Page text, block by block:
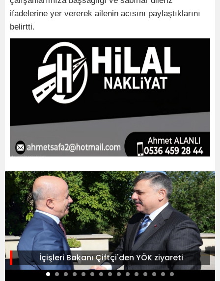
ifadelerine yer vererek ailenin acısını paylaştıklarını
belirtti.
İçişleri Bakanı Çiftçi'den YÖK ziyareti